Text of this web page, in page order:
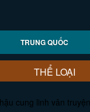
TRUNG QUỐC
THỂ LOẠI